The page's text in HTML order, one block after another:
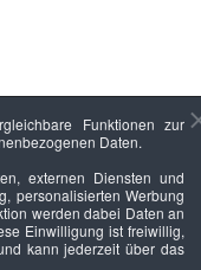
Funktionen zur
Daten.
externen Diensten und
personalisierten Werbung
werden dabei Daten an
Einwilligung ist freiwillig,
kann jederzeit über das